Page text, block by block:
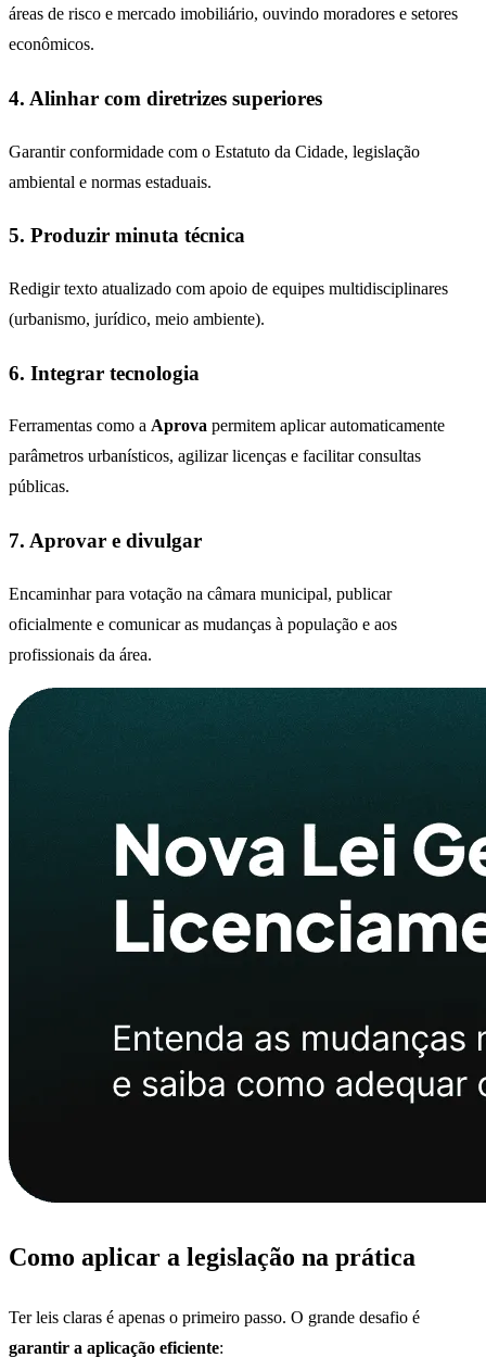
áreas de risco e mercado imobiliário, ouvindo moradores e setores
econômicos.
4. Alinhar com diretrizes superiores
Garantir conformidade com o Estatuto da Cidade, legislação
ambiental e normas estaduais.
5. Produzir minuta técnica
Redigir texto atualizado com apoio de equipes multidisciplinares
(urbanismo, jurídico, meio ambiente).
6. Integrar tecnologia
Ferramentas como a Aprova permitem aplicar automaticamente
parâmetros urbanísticos, agilizar licenças e facilitar consultas
públicas.
7. Aprovar e divulgar
Encaminhar para votação na câmara municipal, publicar
oficialmente e comunicar as mudanças à população e aos
profissionais da área.
Como aplicar a legislação na prática
Ter leis claras é apenas o primeiro passo. O grande desafio é
garantir a aplicação eficiente: